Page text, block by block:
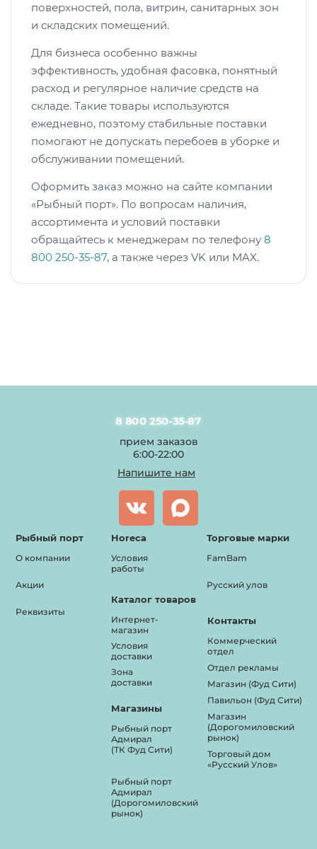
поверхностей, пола, витрин, санитарных зон
и складских помещений.
Для бизнеса особенно важны
эффективность, удобная фасовка, понятный
расход и регулярное наличие средств на
складе. Такие товары используются
ежедневно, поэтому стабильные поставки
помогают не допускать перебоев в уборке и
обслуживании помещений.
Оформить заказ можно на сайте компании
«Рыбный порт». По вопросам наличия,
ассортимента и условий поставки
обращайтесь к менеджерам по телефону 8
800 250-35-87, а также через VK или MAX.
8 800 250-35-87
прием заказов
6:00-22:00
Напишите нам
Рыбный порт
О компании
Акции
Реквизиты
Horeca
Условия
работы
Каталог товаров
Интернет-
магазин
Условия
доставки
Зона
доставки
Магазины
Рыбный порт
Адмирал
(ТК Фуд Сити)
Рыбный порт
Адмирал
(Дорогомиловский
рынок)
Торговые марки
FamBam
Русский улов
Контакты
Коммерческий
отдел
Отдел рекламы
Магазин (Фуд Сити)
Павильон (Фуд Сити)
Магазин
(Дорогомиловский
рынок)
Торговый дом
«Русский Улов»